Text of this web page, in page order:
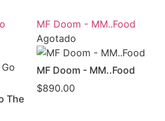
The
MF Doom - MM..Food
Agotado
MF Doom - MM..Food
$890.00